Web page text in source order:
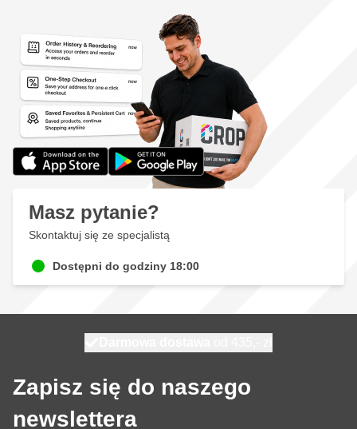
Masz pytanie?
Skontaktuj się ze specjalistą
Dostępni do godziny 18:00
Zapisz się do naszego
newslettera